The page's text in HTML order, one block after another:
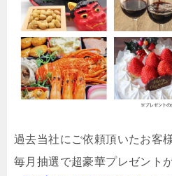
過去当社にご依頼頂いたお客
毎月抽選で超豪華プレゼント